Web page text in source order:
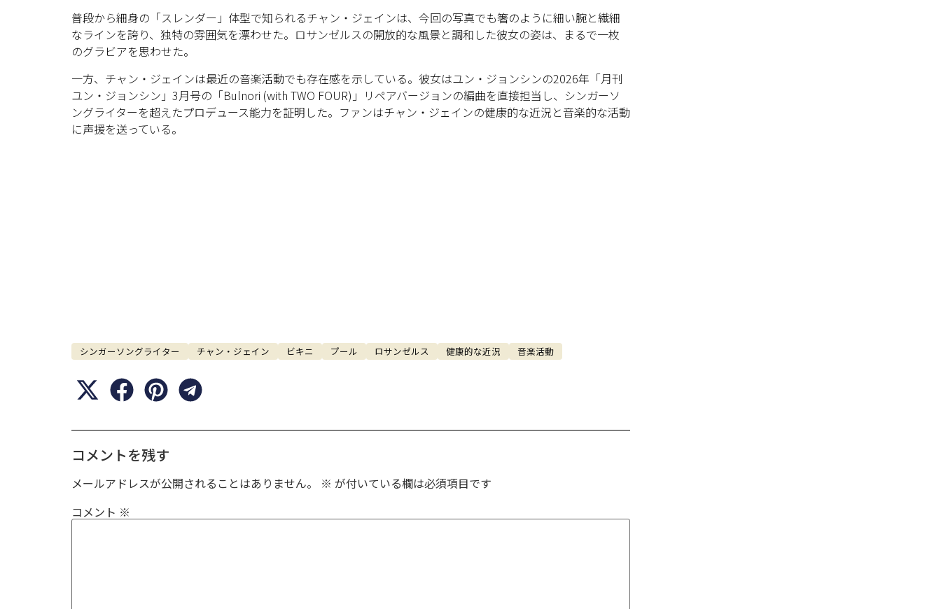
普段から細身の「スレンダー」体型で知られるチャン・ジェインは、今回の写真でも箸のように細い腕と繊細
なラインを誇り、独特の雰囲気を漂わせた。ロサンゼルスの開放的な風景と調和した彼女の姿は、まるで一枚
のグラビアを思わせた。
一方、チャン・ジェインは最近の音楽活動でも存在感を示している。彼女はユン・ジョンシンの2026年「月刊
ユン・ジョンシン」3月号の「Bulnori (with TWO FOUR)」リペアバージョンの編曲を直接担当し、シンガーソ
ングライターを超えたプロデュース能力を証明した。ファンはチャン・ジェインの健康的な近況と音楽的な活動
に声援を送っている。
シンガーソングライター チャン・ジェイン ビキニ プール ロサンゼルス 健康的な近況 音楽活動
コメントを残す
メールアドレスが公開されることはありません。 ※ が付いている欄は必須項目です
コメント ※